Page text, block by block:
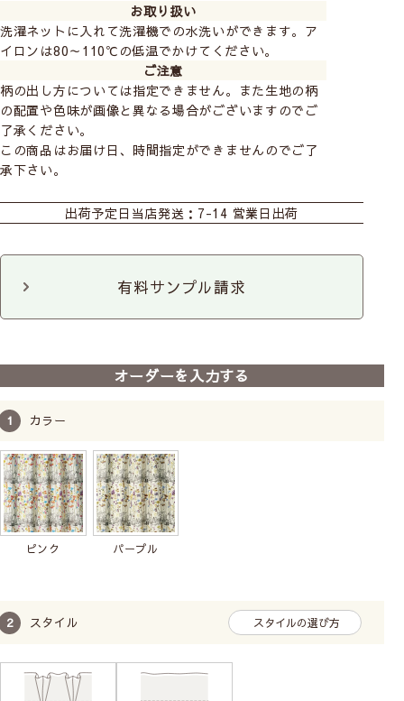
お取り扱い
洗濯ネットに入れて洗濯機での水洗いができます。ア
イロンは80～110℃の低温でかけてください。
ご注意
柄の出し方については指定できません。また生地の柄
の配置や色味が画像と異なる場合がございますのでご
了承ください。
この商品はお届け日、時間指定ができませんのでご了
承下さい。
前
【既製カーテン(1枚入り)】
ディズニー厚地｜19柄
次
出荷予定日 当店発送：7-14 営業日出荷
有料サンプル請求
オーダーを入力する
カラー
ピンク パープル
スタイル スタイルの選び方